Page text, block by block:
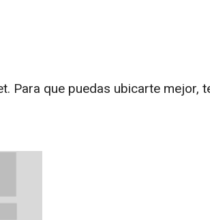
Para que puedas ubicarte mejor,